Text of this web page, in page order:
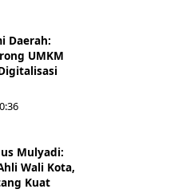
Daerah:
UMKM
Mulyadi:
Wali Kota,
Kuat